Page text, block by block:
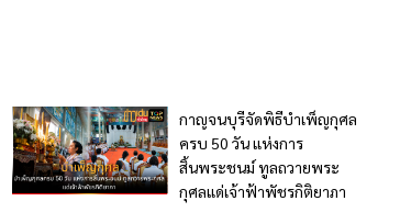
กาญจนบุรีจัดพิธีบำเพ็ญกุศล
ครบ 50 วัน แห่งการ
สิ้นพระชนม์ ทูลถวายพระ
กุศลแด่เจ้าฟ้าพัชรกิติยาภา